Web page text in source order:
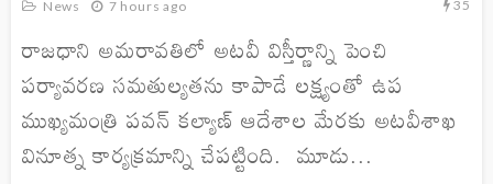
News 7 hours ago 35
రాజధాని అమరావతిలో అటవీ విస్తీర్ణాన్ని పెంచి
పర్యావరణ సమతుల్యతను కాపాడే లక్ష్యంతో ఉప
ముఖ్యమంత్రి పవన్ కల్యాణ్ ఆదేశాల మేరకు అటవీశాఖ
వినూత్న కార్యక్రమాన్ని చేపట్టింది. మూడు...